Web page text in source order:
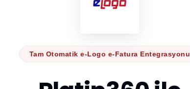
Tam Otomatik e-Logo e-Fatura Entegrasyonu